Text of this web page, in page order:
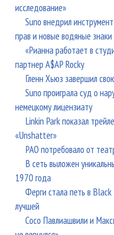
исследование»
Suno внедрил
прав и новые водяные знаки
«Рианна работает в
партнер A$AP Rocky
Гленн Хьюз завершил
Suno проиграла суд о
немецкому лицензиату
Linkin Park показал
«Unshatter»
РАО потребовало от
В сеть выложен
1970 года
Ферги стала петь в
лучшей
Сосо Павлиашвили и